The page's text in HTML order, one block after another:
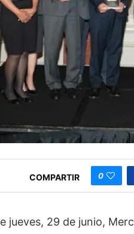
COMPARTIR 0
jueves, 29 de junio,